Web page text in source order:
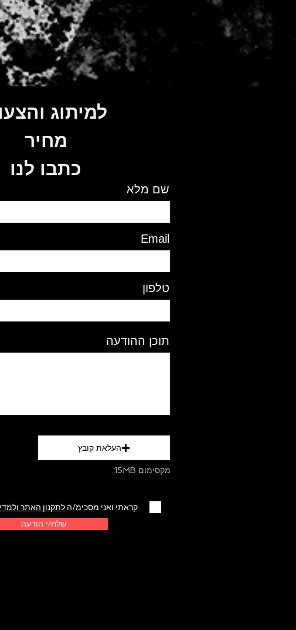
למיתוג
מחיר
כתבו לנו
שם מלא
Email
טלפון
תוכן ההודעה
העלאת קובץ
15MB מקסימום
קראתי ואני מסכימ/ה לתקנון האתר
שלח/י הודעה